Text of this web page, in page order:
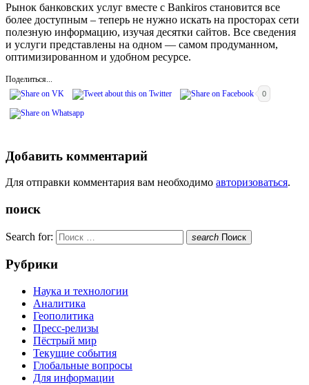
Рынок банковских услуг вместе с Bankiros становится все
более доступным – теперь не нужно искать на просторах сети
полезную информацию, изучая десятки сайтов. Все сведения
и услуги представлены на одном — самом продуманном,
оптимизированном и удобном ресурсе.
Поделиться...
0
Добавить комментарий
Для отправки комментария вам необходимо авторизоваться.
поиск
Search for: search Поиск
Рубрики
Наука и технологии
Аналитика
Геополитика
Пресс-релизы
Пёстрый мир
Текущие события
Глобальные вопросы
Для информации